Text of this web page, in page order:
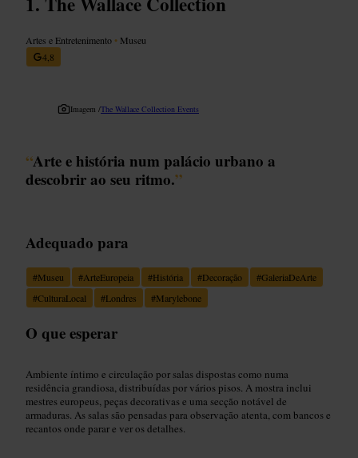
Artes e Entretenimento • Museu
4,8
Imagem /The Wallace Collection Events
“Arte e história num palácio urbano a
descobrir ao seu ritmo.”
Adequado para
#Museu #ArteEuropeia #História #Decoração #GaleriaDeArte
#CulturaLocal #Londres #Marylebone
O que esperar
Ambiente íntimo e circulação por salas dispostas como numa
residência grandiosa, distribuídas por vários pisos. A mostra inclui
mestres europeus, peças decorativas e uma secção notável de
armaduras. As salas são pensadas para observação atenta, com bancos e
recantos onde parar e ver os detalhes.